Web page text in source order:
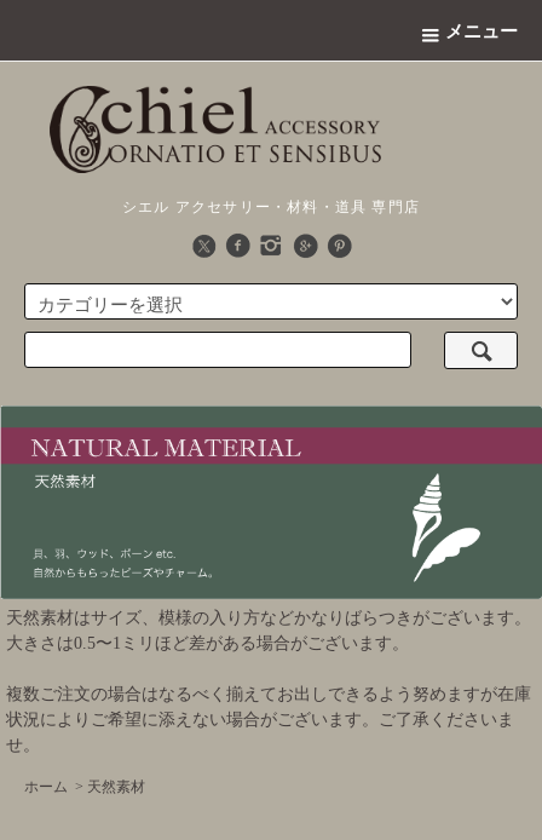
メニュー
シエル アクセサリー・材料・道具 専門店
天然素材はサイズ、模様の入り方などかなりばらつきがございます。
大きさは0.5〜1ミリほど差がある場合がございます。
複数ご注文の場合はなるべく揃えてお出しできるよう努めますが在庫
状況によりご希望に添えない場合がございます。ご了承くださいま
せ。
ホーム > 天然素材